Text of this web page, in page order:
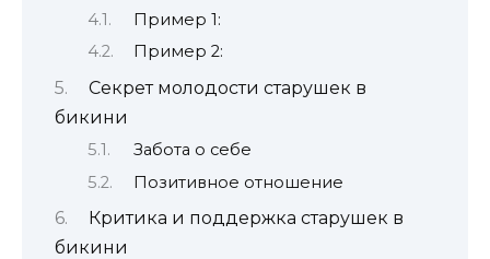
Пример 1:
Пример 2:
Секрет молодости старушек в
бикини
Забота о себе
Позитивное отношение
Критика и поддержка старушек в
бикини